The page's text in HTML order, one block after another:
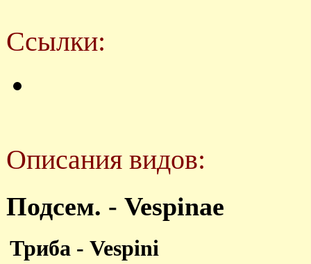
Ссылки:
Описания видов:
Подсем. - Vespinae
Триба - Vespini